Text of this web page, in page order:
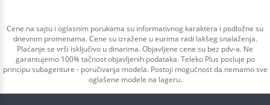
Cene na sajtu i oglasnim porukama su informativnog karaktera i podložne su
dnevnim promenama. Cene su izražene u eurima radi lakšeg snalaženja.
Plaćanje se vrši isključivo u dinarima. Objavljene cene su bez pdv-a. Ne
garantujemo 100% tačnost objavljenih podataka. Teleko Plus posluje po
principu subagenture - poručivanja modela. Postoji mogućnost da nemamo sve
oglašene modele na lageru.